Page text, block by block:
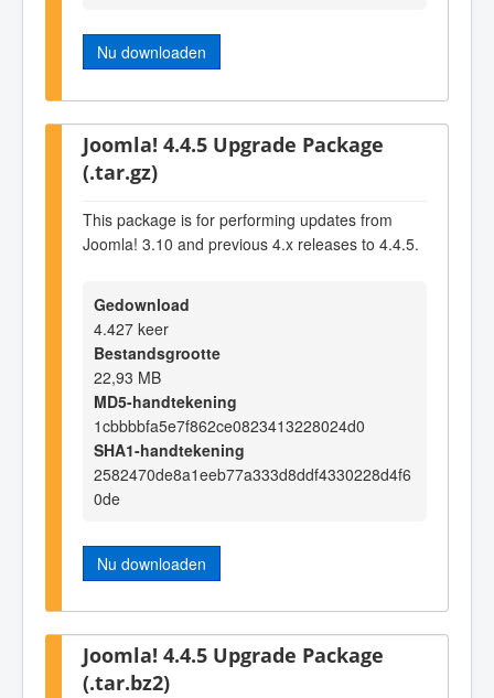
Nu downloaden
Joomla! 4.4.5 Upgrade Package
(.tar.gz)
This package is for performing updates from
Joomla! 3.10 and previous 4.x releases to 4.4.5.
Gedownload
4.427 keer
Bestandsgrootte
22,93 MB
MD5-handtekening
1cbbbbfa5e7f862ce0823413228024d0
SHA1-handtekening
2582470de8a1eeb77a333d8ddf4330228d4f6
0de
Nu downloaden
Joomla! 4.4.5 Upgrade Package
(.tar.bz2)